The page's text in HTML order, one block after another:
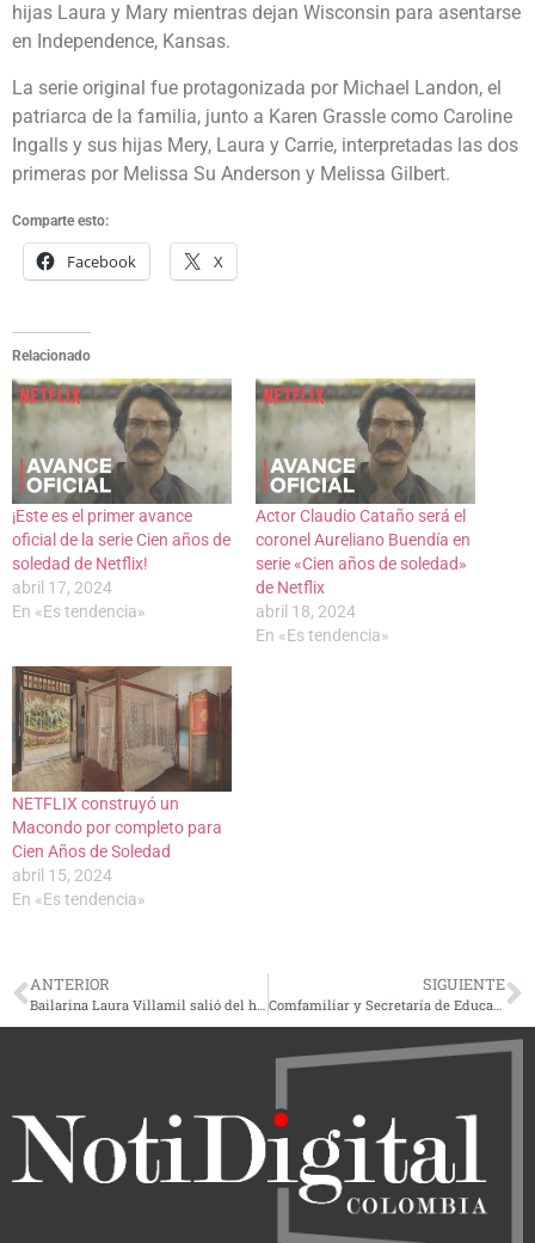
hijas Laura y Mary mientras dejan Wisconsin para asentarse
en Independence, Kansas.
La serie original fue protagonizada por Michael Landon, el
patriarca de la familia, junto a Karen Grassle como Caroline
Ingalls y sus hijas Mery, Laura y Carrie, interpretadas las dos
primeras por Melissa Su Anderson y Melissa Gilbert.
Comparte esto:
Facebook X
Relacionado
¡Este es el primer avance
oficial de la serie Cien años de
soledad de Netflix!
abril 17, 2024
En «Es tendencia»
Actor Claudio Cataño será el
coronel Aureliano Buendía en
serie «Cien años de soledad»
de Netflix
abril 18, 2024
En «Es tendencia»
NETFLIX construyó un
Macondo por completo para
Cien Años de Soledad
abril 15, 2024
En «Es tendencia»
ANTERIOR
Bailarina Laura Villamil salió del hospital tras 7 meses de sufrir quemaduras en 80% de su cuerpo
SIGUIENTE
Comfamiliar y Secretaría de Educación de Pereira firmaron acuerdo para ejecutar programa Foniñez